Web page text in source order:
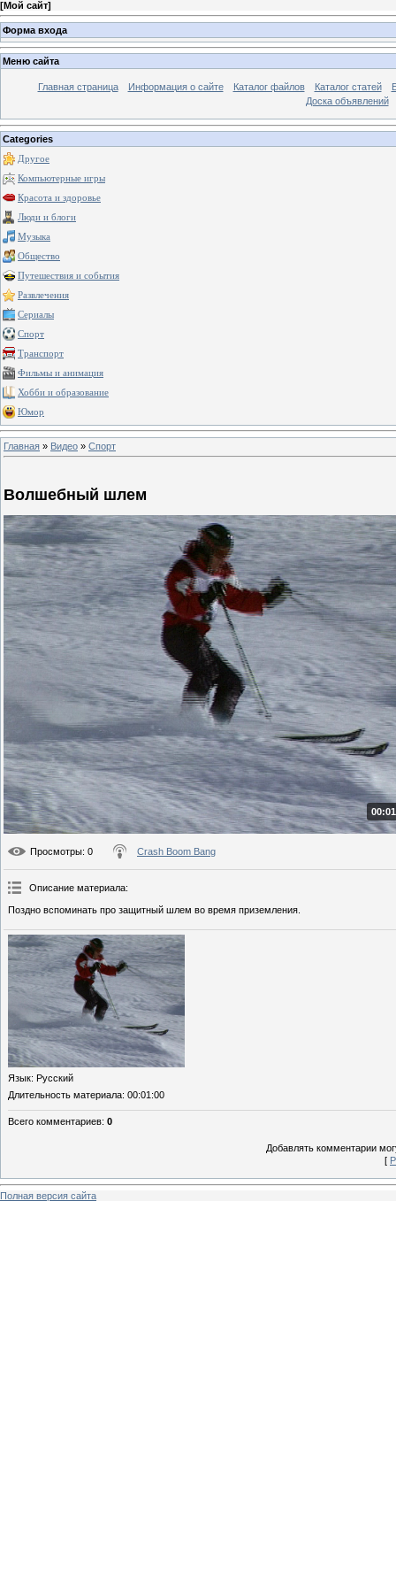
[Мой сайт]
Форма входа
Меню сайта
Главная страница Информация о сайте Каталог файлов Каталог статей
Доска объявлений
Categories
Другое
Компьютерные игры
Красота и здоровье
Люди и блоги
Музыка
Общество
Путешествия и события
Развлечения
Сериалы
Спорт
Транспорт
Фильмы и анимация
Хобби и образование
Юмор
Главная » Видео » Спорт
Волшебный шлем
Просмотры: 0 Crash Boom Bang
Описание материала:
Поздно вспоминать про защитный шлем во время приземления.
Язык: Русский
Длительность материала: 00:01:00
Всего комментариев: 0
Добавлять комментарии
[
Полная версия сайта